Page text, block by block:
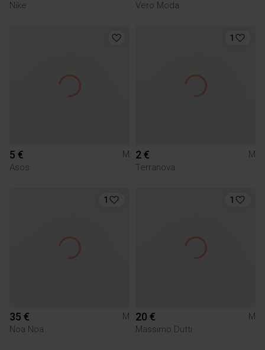
Nike Vero Moda
5 €
M
Asos
1
2 €
M
Terranova
1
35 €
M
Noa Noa
1
20 €
M
Massimo Dutti